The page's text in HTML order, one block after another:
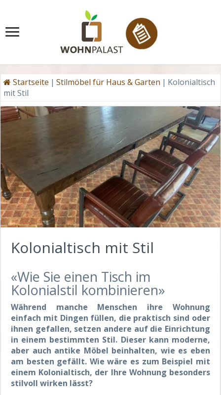
Startseite | Stilmöbel für Haus & Garten | Kolonialtisch
mit Stil
Kolonialtisch mit Stil
«Wie Sie einen Tisch im
Kolonialstil kombinieren»
Während manche Menschen ihre Wohnung
einfach mit Dingen füllen, die praktisch sind oder
ihnen gefallen, setzen andere auf die Einrichtung
in einem bestimmten Stil. Dieser kann moderne,
aber auch antike Möbel beinhalten, wie es eben
am besten gefällt. Wie wäre es zum Beispiel mit
einem Kolonialtisch, der Ihre Wohnung besonders
stilvoll wirken lässt?